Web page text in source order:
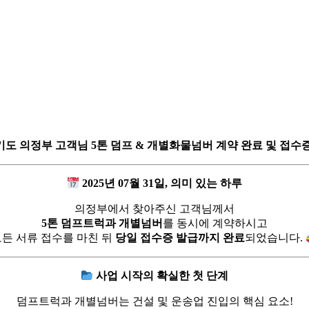
도 의정부 고객님 5톤 덤프 & 개별화물넘버 계약 완료 및 접수
2025년 07월 31일, 의미 있는 하루
의정부에서 찾아주신 고객님께서
5톤 덤프트럭과 개별넘버 를 동시에 계약하시고
서류 접수를 마친 뒤 당일 접수증 발급까지 완료되었습니다.
사업 시작의 확실한 첫 단계
덤프트럭과 개별넘버는 건설 및 운송업 진입의 핵심 요소!